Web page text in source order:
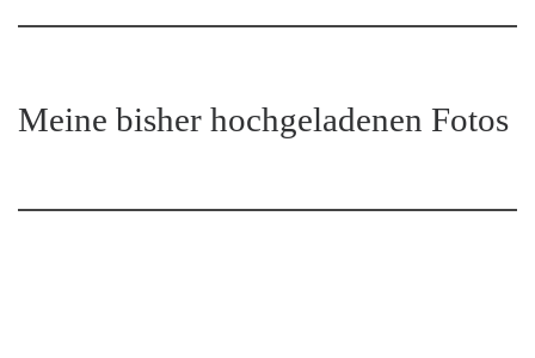
Meine bisher hochgeladenen Fotos